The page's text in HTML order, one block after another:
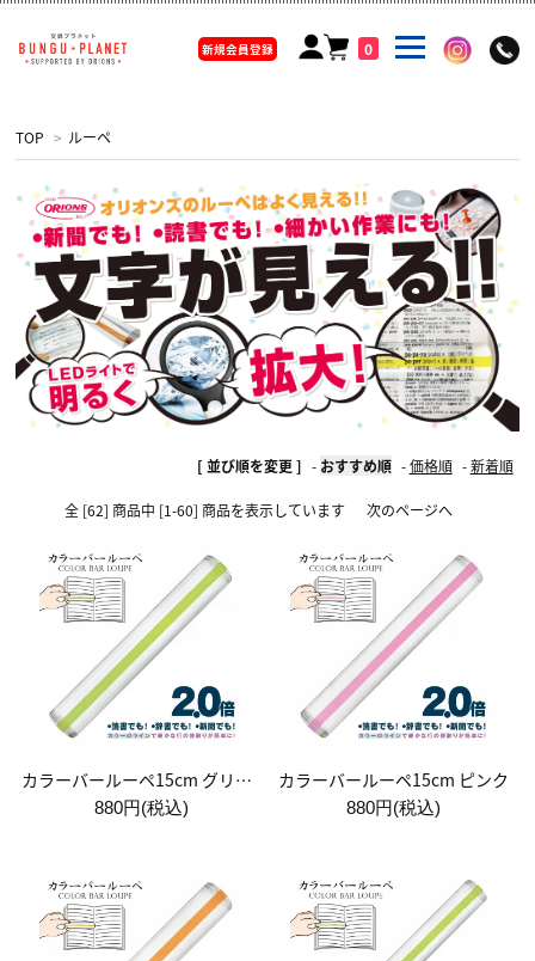
0
新規会員登録
TOP > ルーペ
[ 並び順を変更 ] - おすすめ順 -価格順 -新着順
全 [62] 商品中 [1-60] 商品を表示しています 次のページへ
カラーバールーペ15cm グリーン
880円(税込)
カラーバールーペ15cm ピンク
880円(税込)